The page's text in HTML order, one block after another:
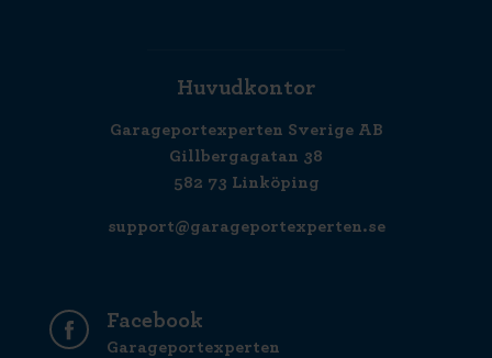
Huvudkontor
Garageportexperten Sverige AB
Gillbergagatan 38
582 73 Linköping
support@garageportexperten.se
Facebook
Garageportexperten